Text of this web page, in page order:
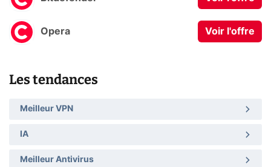
Opera Voir l'offre
Les tendances
Meilleur VPN
IA
Meilleur Antivirus